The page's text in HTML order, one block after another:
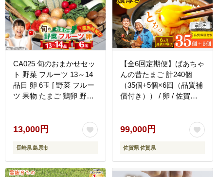
CA025 旬のおまかせセッ
ト 野菜 フルーツ 13～14
品目 卵 6玉 [ 野菜 フルー
ツ 果物 たまご 鶏卵 野菜
長崎県 島原市 ふるさと納
13,000円
長崎県 島原市
【全6回定期便】ばあちゃ
んの昔たまご 計240個
（35個+5個×6回（品質補
償付き）） / 卵 / 佐賀県 /
99,000円
佐賀県 佐賀県